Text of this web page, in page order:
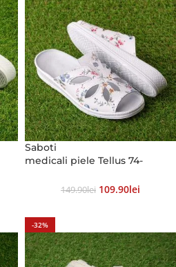
Saboti
medicali piele Tellus 74-
149.90Lei 109.90Lei
-32%